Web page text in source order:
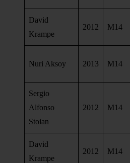
David
Krampe
2012 M14
Nuri Aksoy 2013 M14
Sergio
Alfonso
Stoian
2012 M14
David
Krampe
2012 M14